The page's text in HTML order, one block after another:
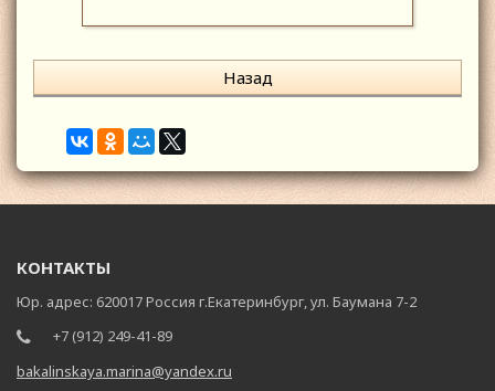
Назад
КОНТАКТЫ
Юр. адрес: 620017 Россия г.Екатеринбург, ул. Баумана 7-2
+7 (912) 249-41-89
bakalinskaya.marina@yandex.ru